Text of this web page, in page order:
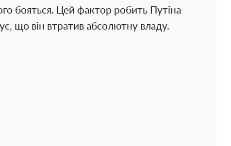
бояться. Цей фактор робить Путіна
що він втратив абсолютну владу.